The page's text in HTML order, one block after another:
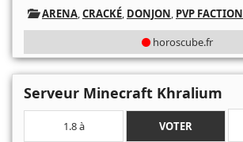
ARENA,CRACKÉ, DONJON, PVP FACTION
horoscube.fr
Serveur Minecraft Khralium
1.8 à VOTER